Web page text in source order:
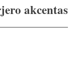
akcentas